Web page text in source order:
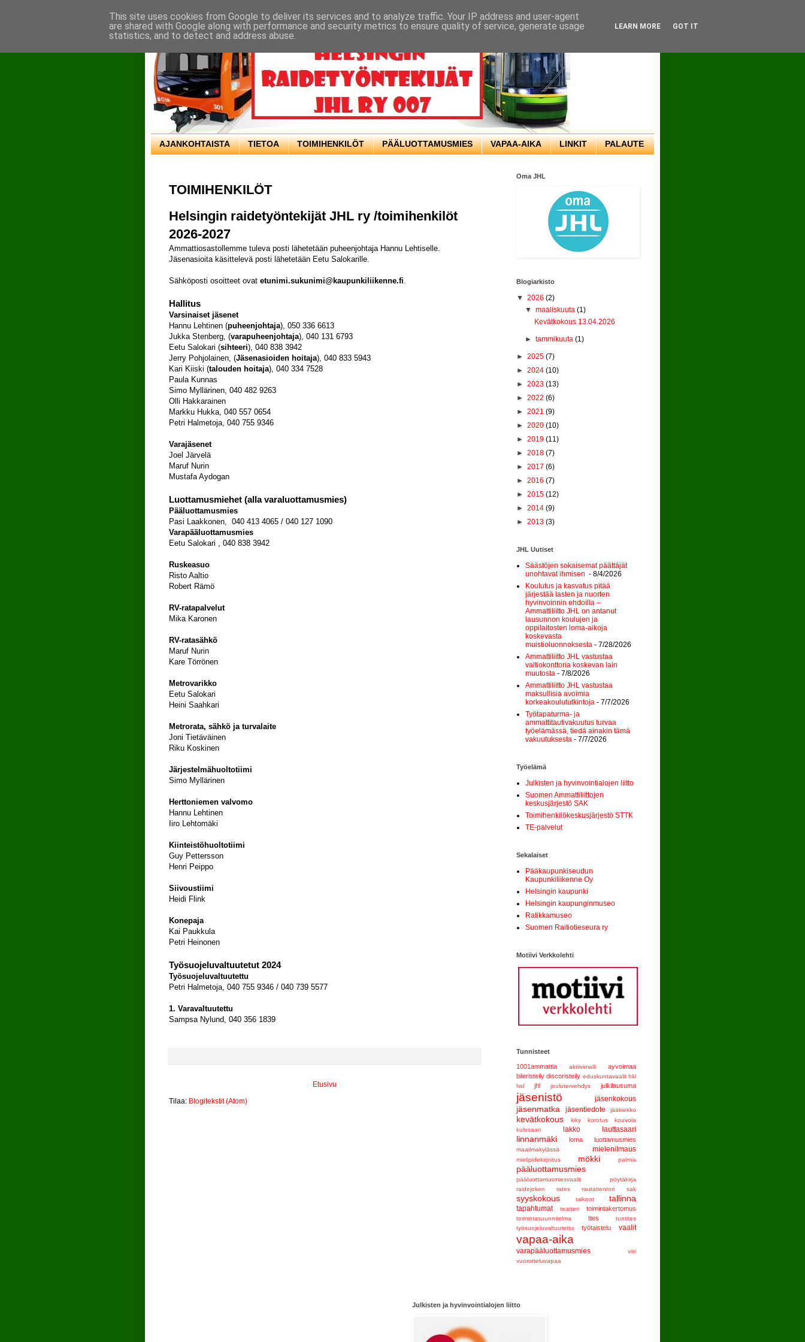
AJANKOHTAISTA TIETOA TOIMIHENKILÖT PÄÄLUOTTAMUSMIES VAPAA-AIKA LINKIT PALAUTE
TOIMIHENKILÖT
Helsingin raidetyöntekijät JHL ry /toimihenkilöt
2026-2027
Ammattiosastollemme tuleva posti lähetetään puheenjohtaja Hannu Lehtiselle.
Jäsenasioita käsittelevä posti lähetetään Eetu Salokarille.
Sähköposti osoitteet ovat etunimi.sukunimi@kaupunkiliikenne.fi.
Hallitus
Varsinaiset jäsenet
Hannu Lehtinen (puheenjohtaja), 050 336 6613
Jukka Stenberg, (varapuheenjohtaja), 040 131 6793
Eetu Salokari (sihteeri), 040 838 3942
Jerry Pohjolainen, (Jäsenasioiden hoitaja), 040 833 5943
Kari Kiiski (talouden hoitaja), 040 334 7528
Paula Kunnas
Simo Myllärinen, 040 482 9263
Olli Hakkarainen
Markku Hukka, 040 557 0654
Petri Halmetoja, 040 755 9346
Varajäsenet
Joel Järvelä
Maruf Nurin
Mustafa Aydogan
Luottamusmiehet (alla varaluottamusmies)
Pääluottamusmies
Pasi Laakkonen, 040 413 4065 / 040 127 1090
Varapääluottamusmies
Eetu Salokari , 040 838 3942
Ruskeasuo
Risto Aaltio
Robert Rämö
RV-ratapalvelut
Mika Karonen
RV-ratasähkö
Maruf Nurin
Kare Törrönen
Metrovarikko
Eetu Salokari
Heini Saahkari
Metrorata, sähkö ja turvalaite
Joni Tietäväinen
Riku Koskinen
Järjestelmähuoltotiimi
Simo Myllärinen
Herttoniemen valvomo
Hannu Lehtinen
Iiro Lehtomäki
Kiinteistöhuoltotiimi
Guy Pettersson
Henri Peippo
Siivoustiimi
Heidi Flink
Konepaja
Kai Paukkula
Petri Heinonen
Työsuojeluvaltuutetut 2024
Työsuojeluvaltuutettu
Petri Halmetoja, 040 755 9346 / 040 739 5577
1. Varavaltuutettu
Sampsa Nylund, 040 356 1839
Etusivu
Tilaa: Blogitekstit (Atom)
Oma JHL
Blogiarkisto
▼ 2026 (2)
▼maaliskuuta(1)
Kevätkokous 13.04.2026
►tammikuuta(1)
► 2025 (7)
► 2024 (10)
► 2023 (13)
► 2022 (6)
► 2021 (9)
► 2020 (10)
► 2019 (11)
► 2018 (7)
► 2017 (6)
► 2016 (7)
► 2015 (12)
► 2014 (9)
► 2013 (3)
JHL Uutiset
Säästöjen sokaisemat päättäjät
unohtavat ihmisen - 8/4/2026
Koulutus ja kasvatus pitää
järjestää lasten ja nuorten
hyvinvoinnin ehdoilla –
Ammattiliitto JHL on antanut
lausunnon koulujen ja
oppilaitosten loma-aikoja
koskevasta
muistioluonnoksesta - 7/28/2026
Ammattiliitto JHL vastustaa
valtiokonttoria koskevan lain
muutosta - 7/8/2026
Ammattiliitto JHL vastustaa
maksullisia avoimia
korkeakoulututkintoja - 7/7/2026
Työtapaturma- ja
ammattitautivakuutus turvaa
työelämässä, tiedä ainakin tämä
vakuutuksesta - 7/7/2026
Työelämä
Julkisten ja hyvinvointialojen liitto
Suomen Ammattiliittojen
keskusjärjestö SAK
Toimihenkilökeskusjärjestö STTK
TE-palvelut
Sekalaiset
Pääkaupunkiseudun
Kaupunkiliikenne Oy
Helsingin kaupunki
Helsingin kaupunginmuseo
Ratikkamuseo
Suomen Raitiotieseura ry
Motiivi Verkkolehti
Tunnisteet
1001ammattia aktiivimalli
ayvoimaa
bileristeily discoristeily eduskuntavaalit hkl
hsl
jhl joulutervehdys julkilausuma
jäsenistö jäsenkokous
jäsenmatka jäsentiedote jääkiekko
kevätkokous kiky korotus
kouvola
kulosaari
lakko lauttasaari
linnanmäki loma luottamusmies
maailmakylässä mielenilmaus
mielipidekirjoitus mökki palmia
pääluottamusmies
pääluottamusmiesvaalit
pöytäkirja
raidejokeri
rates rautatientori sak
syyskokous talkoot tallinna
tapahtumat teatteri toimintakertomus
toimintasuunnitelma ttes
tuntites
työsuojeluvaltuutettu
työtaistelu vaalit
vapaa-aika
varapääluottamusmies
viiri
vuorotteluvapaa
Julkisten ja hyvinvointialojen liitto
This site uses cookies from Google to deliver its services and to analyze traffic. Your IP address and user-agent
are shared with Google along with performance and security metrics to ensure quality of service, generate usage
statistics, and to detect and address abuse.
LEARN MORE GOT IT